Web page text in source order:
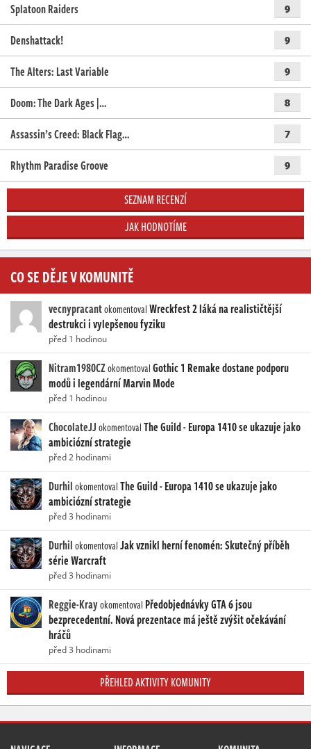
Splatoon Raiders 9
Denshattack! 9
The Alters: Last Variable 9
Doom: The Dark Ages |… 8
Assassin’s Creed: Black Flag… 7
Rhythm Paradise Groove 9
SEZNAM RECENZÍ
JAK HODNOTÍME
CO SE DĚJE V KOMUNITĚ
vecnypracantokomentovalWreckfest 2 láká na realističtější
destrukci i vylepšenou fyziku
před 1 hodinou
Nitram1980CZokomentovalGothic 1 Remake dostane podporu
modů i legendární Marvin Mode
před 1 hodinou
ChocolateJJokomentovalThe Guild - Europa 1410 se ukazuje jako
ambiciózní strategie
před 2 hodinami
DurhilokomentovalThe Guild - Europa 1410 se ukazuje jako
ambiciózní strategie
před 3 hodinami
DurhilokomentovalJak vznikl herní fenomén: Skutečný příběh
série Warcraft
před 3 hodinami
Reggie-Krayokomentoval Předobjednávky GTA 6 jsou
bezprecedentní. Nová prezentace má ještě zvýšit očekávání
hráčů
před 3 hodinami
PŘEHLED AKTIVITY KOMUNITY